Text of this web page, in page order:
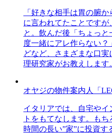
「好きな相手は胃の腑
に言われてたことですが
と。飲んだ後「ちょっ
度一緒にアレ作らない
どなど、さまざまな口
理研究家がお教えします
オヤジの物件案内人「
イタリアでは、自宅や
トをもてなします。も
時間の長い”家”に投資